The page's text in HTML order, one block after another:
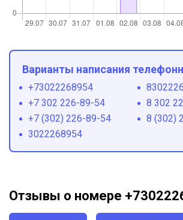
Варианты написания
+73022268954
+7 302 226-89-54
8 302
+7 (302) 226-89-54
8 (302)
3022268954
Отзывы о номере